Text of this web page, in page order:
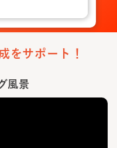
をサポート！
風景